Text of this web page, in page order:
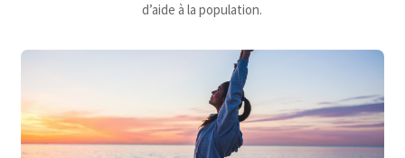
d’aide à la population.